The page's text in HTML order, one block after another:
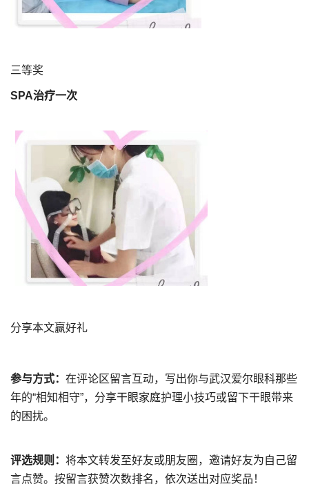
三等奖
SPA治疗一次
分享本文赢好礼
参与方式： 在评论区留言互动，写出你与武汉爱尔眼科那些
年的“相知相守”，分享干眼家庭护理小技巧或留下干眼带来
的困扰。
评选规则： 将本文转发至好友或朋友圈，邀请好友为自己留
言点赞。按留言获赞次数排名，依次送出对应奖品！